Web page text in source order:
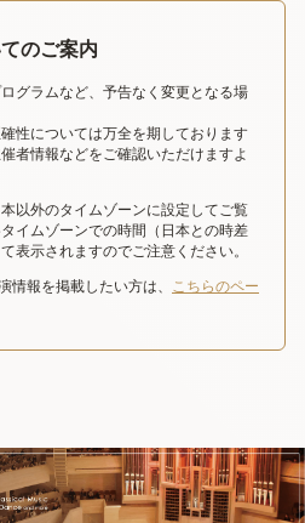
のご案内
グラムなど、予告なく変更となる場
性については万全を期しております
者情報などをご確認いただけますよ
以外のタイムゾーンに設定してご覧
イムゾーンでの時間（日本との時差
表示されますのでご注意ください。
情報を掲載したい方は、 こちらのペー